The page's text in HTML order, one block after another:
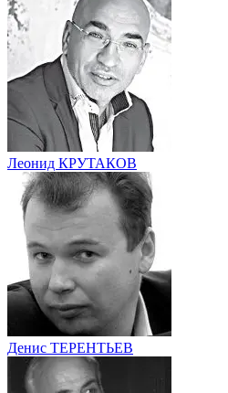
Леонид КРУТАКОВ
Денис ТЕРЕНТЬЕВ